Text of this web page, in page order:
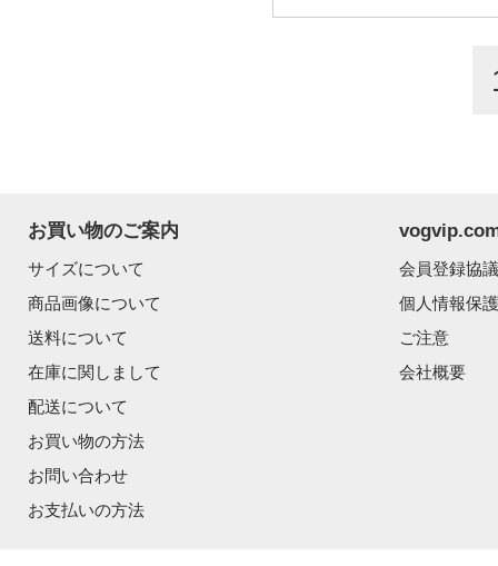
お買い物のご案内
サイズについて
商品画像について
送料について
在庫に関しまして
配送について
お買い物の方法
お問い合わせ
お支払いの方法
会員登録協
個人情報保
ご注意
会社概要